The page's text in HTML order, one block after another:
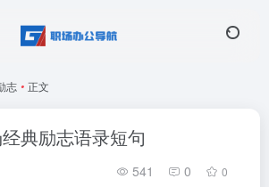
志 • 正文
典励志语录短句
541 0 0